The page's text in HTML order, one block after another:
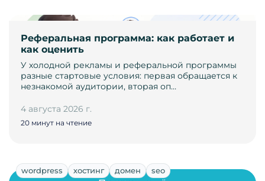
Реферальная программа: как работает и
как оценить
У холодной рекламы и реферальной программы
разные стартовые условия: первая обращается к
незнакомой аудитории, вторая оп…
4 августа 2026 г.
20 минут на чтение
wordpress хостинг домен seo